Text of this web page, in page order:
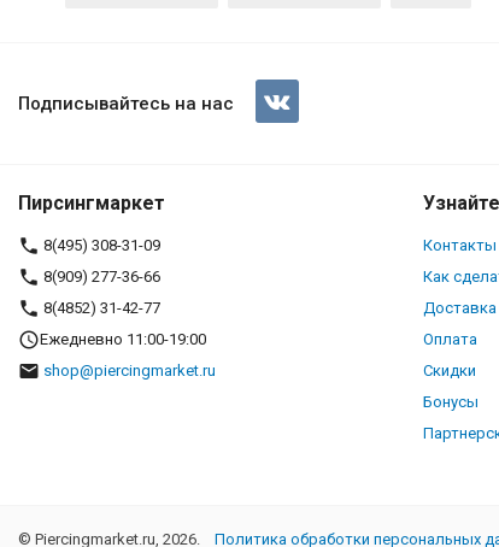
Серьга-гвоздик. Лиса.
Подписывайтесь на нас
Пирсингмаркет
8(495) 308-31-09
8(909) 277-36-66
8(4852) 31-42-77
Ежедневно 11:00-19:00
shop@piercingmarket.ru
Контакты
Как
Доставка
Оплата
Скидки
Бонусы
© Piercingmarket.ru, 2026. Политика обработки персональных